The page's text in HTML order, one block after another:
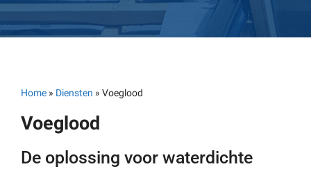
Home » Diensten » Voeglood
Voeglood
De oplossing voor waterdichte